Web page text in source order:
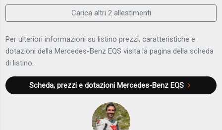
Carica altri 2 allestimenti
Per ulteriori informazioni su listino prezzi, caratteristiche e
dotazioni della Mercedes-Benz EQS visita la pagina della scheda
di listino.
Scheda, prezzi e dotazioni Mercedes-Benz EQS